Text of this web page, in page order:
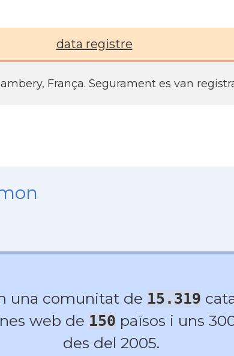
data registre
França. Segurament es van
una comunitat de 15.319
web de 150 països i uns
des del 2005.